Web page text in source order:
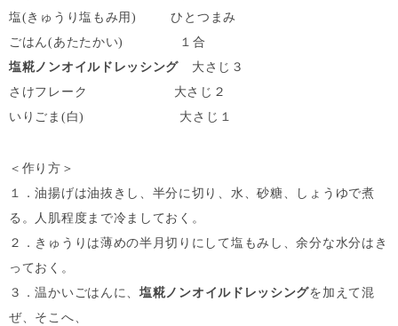
塩(きゅうり塩もみ用) ひとつまみ
ごはん(あたたかい) １合
塩糀ノンオイルドレッシング 大さじ３
さけフレーク 大さじ２
いりごま(白) 大さじ１
＜作り方＞
１．油揚げは油抜きし、半分に切り、水、砂糖、しょうゆで煮
る。人肌程度まで冷ましておく。
２．きゅうりは薄めの半月切りにして塩もみし、余分な水分はき
っておく。
３．温かいごはんに、 塩糀ノンオイルドレッシングを加えて混
ぜ、そこへ、